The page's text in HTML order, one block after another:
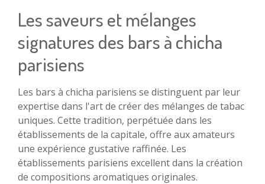
Les saveurs et mélanges
signatures des bars à chicha
parisiens
Les bars à chicha parisiens se distinguent par leur
expertise dans l'art de créer des mélanges de tabac
uniques. Cette tradition, perpétuée dans les
établissements de la capitale, offre aux amateurs
une expérience gustative raffinée. Les
établissements parisiens excellent dans la création
de compositions aromatiques originales.